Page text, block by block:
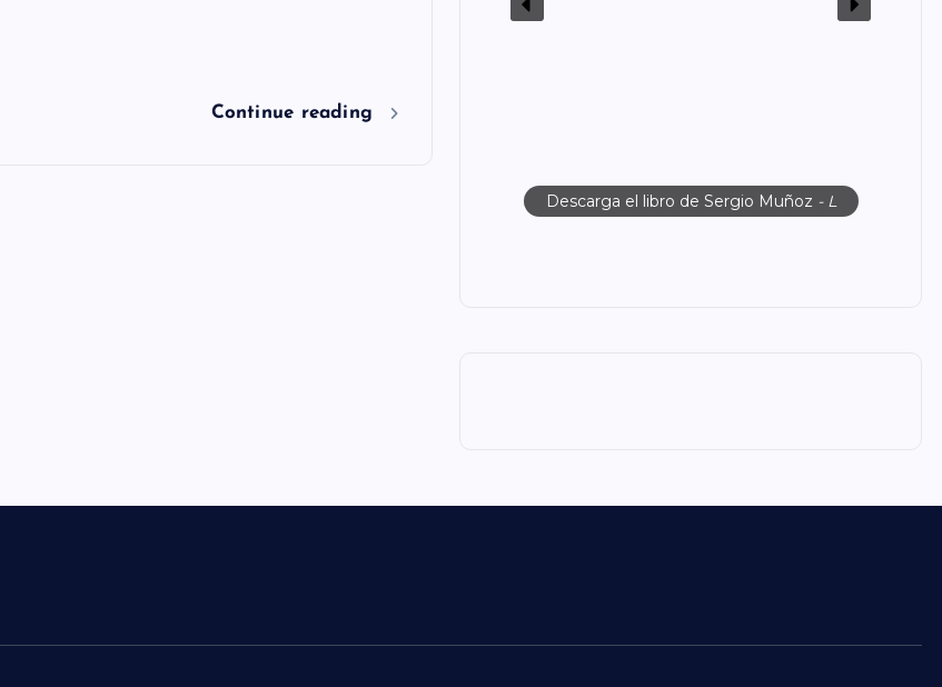
Continue reading
Descarga el libro de Sergio Muñoz - L